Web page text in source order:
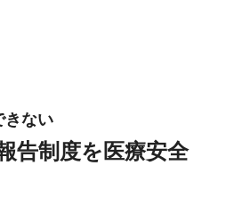
きない
告制度を医療安全